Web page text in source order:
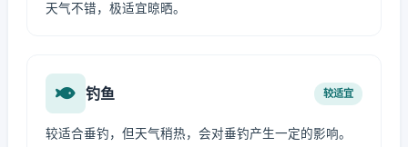
天气不错，极适宜晾晒。
钓鱼 较适宜
较适合垂钓，但天气稍热，会对垂钓产生一定的影响。